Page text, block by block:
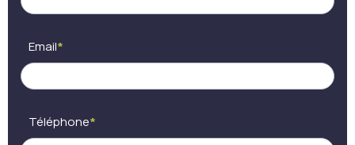
Email*
Téléphone*
ce